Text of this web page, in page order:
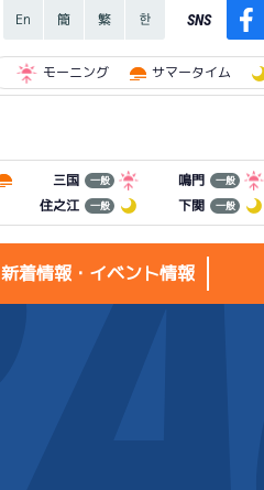
SNS
モーニング サマータイム
三国 一般 鳴門 一般
住之江 一般 下関 一般
新着情報・イベント情報